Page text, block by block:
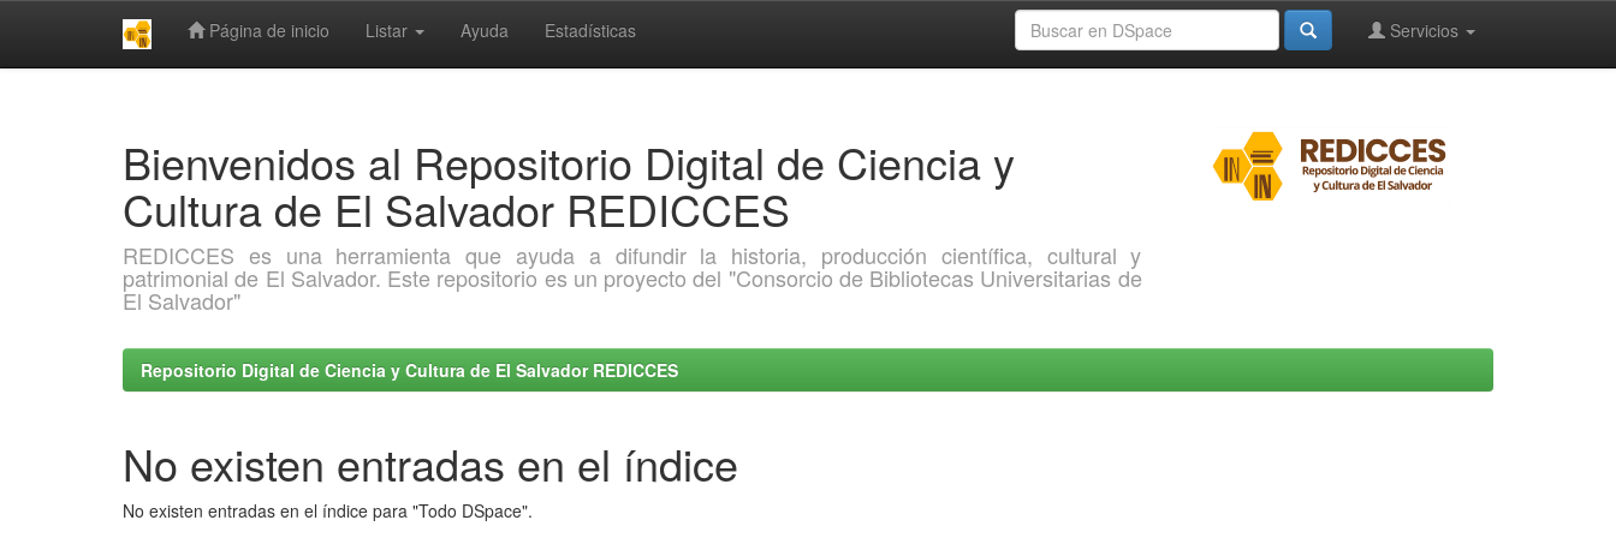
Página de inicio Listar Ayuda Estadísticas Servicios
Bienvenidos al Repositorio Digital de Ciencia y
Cultura de El Salvador REDICCES
REDICCES es una herramienta que ayuda a difundir la historia, producción científica, cultural y
patrimonial de El Salvador. Este repositorio es un proyecto del "Consorcio de Bibliotecas Universitarias de
El Salvador"
Repositorio Digital de Ciencia y Cultura de El Salvador REDICCES
No existen entradas en el índice
No existen entradas en el índice para "Todo DSpace".